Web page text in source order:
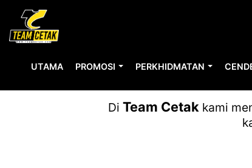
UTAMA PROMOSI PERKHIDMATAN
Di Team Cetakkami